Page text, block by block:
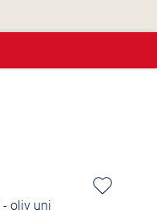
- oliv uni